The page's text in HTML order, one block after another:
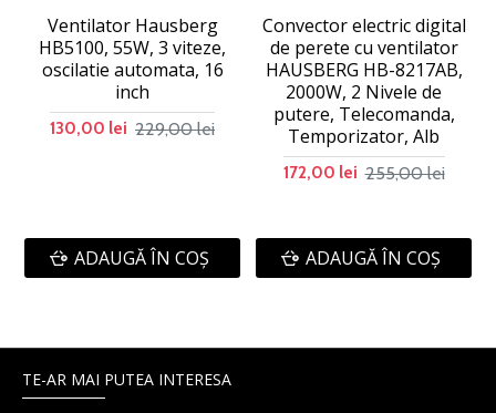
Ventilator Hausberg
HB5100, 55W, 3 viteze,
oscilatie automata, 16
inch
130,00 lei 229,00 lei
ADAUGĂ ÎN COŞ
Convector electric digital
de perete cu ventilator
HAUSBERG HB-8217AB,
2000W, 2 Nivele de
putere, Telecomanda,
Temporizator, Alb
172,00 lei 255,00 lei
ADAUGĂ ÎN COŞ
TE-AR MAI PUTEA INTERESA